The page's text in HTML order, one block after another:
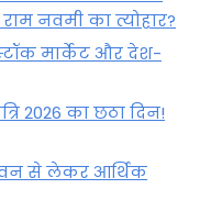
नवमी का त्योहार?
मार्केट और देश-
2026 का छठा दिन!
से लेकर आर्थिक